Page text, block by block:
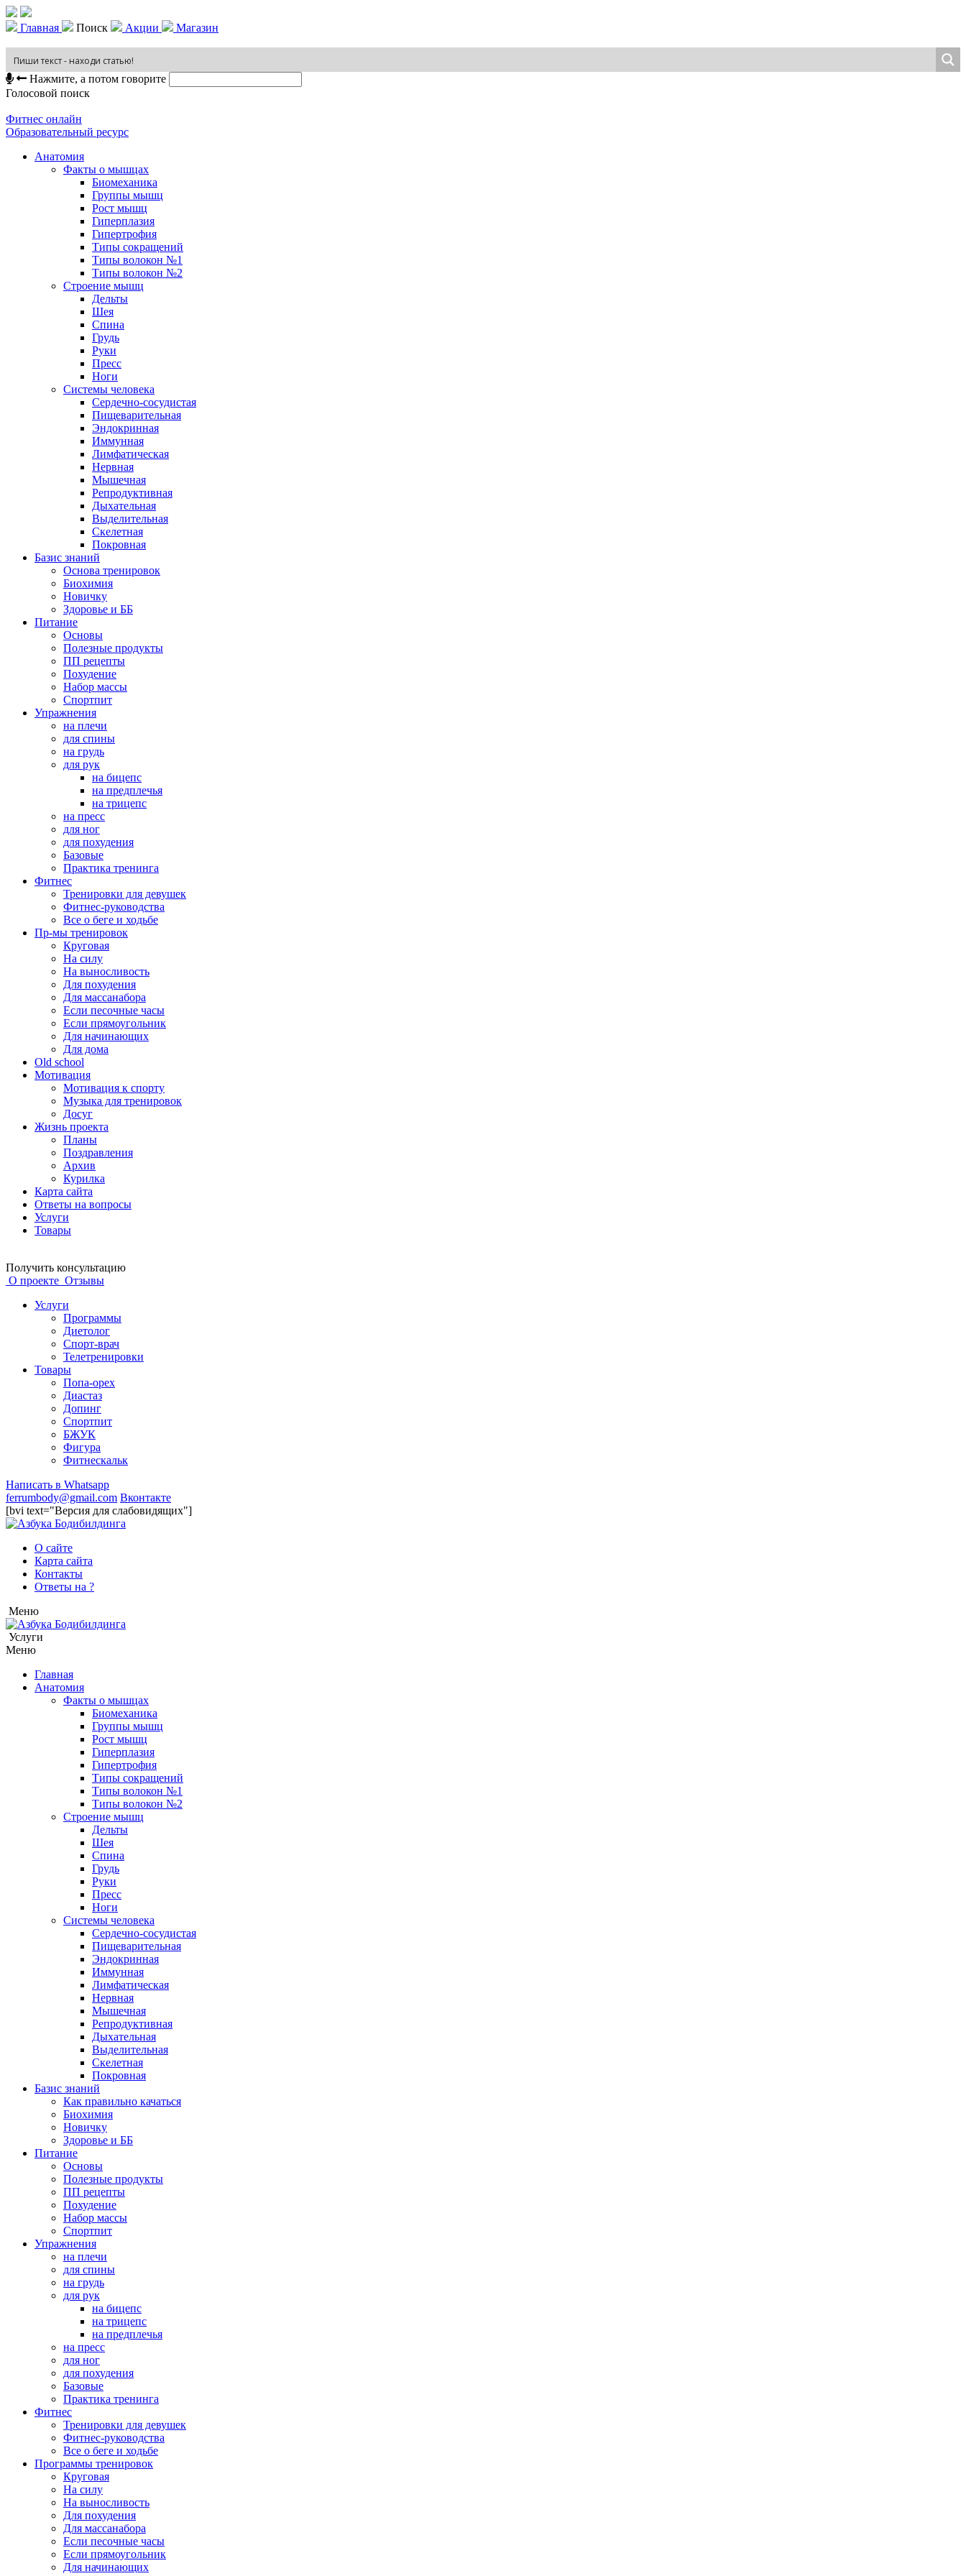
Главная Поиск Акции Магазин
Нажмите, а потом говорите
Голосовой поиск
Фитнес онлайн
Образовательный ресурс
Анатомия
Факты о мышцах
Биомеханика
Группы мышц
Рост мышц
Гиперплазия
Гипертрофия
Типы сокращений
Типы волокон №1
Типы волокон №2
Строение мышц
Дельты
Шея
Спина
Грудь
Руки
Пресс
Ноги
Системы человека
Сердечно-сосудистая
Пищеварительная
Эндокринная
Иммунная
Лимфатическая
Нервная
Мышечная
Репродуктивная
Дыхательная
Выделительная
Скелетная
Покровная
Базис знаний
Основа тренировок
Биохимия
Новичку
Здоровье и ББ
Питание
Основы
Полезные продукты
ПП рецепты
Похудение
Набор массы
Спортпит
Упражнения
на плечи
для спины
на грудь
для рук
на бицепс
на предплечья
на трицепс
на пресс
для ног
для похудения
Базовые
Практика тренинга
Фитнес
Тренировки для девушек
Фитнес-руководства
Все о беге и ходьбе
Пр-мы тренировок
Круговая
На силу
На выносливость
Для похудения
Для массанабора
Если песочные часы
Если прямоугольник
Для начинающих
Для дома
Old school
Мотивация
Мотивация к спорту
Музыка для тренировок
Досуг
Жизнь проекта
Планы
Поздравления
Архив
Курилка
Карта сайта
Ответы на вопросы
Услуги
Товары
Получить консультацию
О проекте Отзывы
Услуги
Программы
Диетолог
Спорт-врач
Телетренировки
Товары
Попа-орех
Диастаз
Допинг
Спортпит
БЖУК
Фигура
Фитнескальк
Написать в Whatsapp
ferrumbody@gmail.com Вконтакте
[bvi text="Версия для слабовидящих"]
О сайте
Карта сайта
Контакты
Ответы на ?
Меню
Услуги
Меню
Главная
Анатомия
Факты о мышцах
Биомеханика
Группы мышц
Рост мышц
Гиперплазия
Гипертрофия
Типы сокращений
Типы волокон №1
Типы волокон №2
Строение мышц
Дельты
Шея
Спина
Грудь
Руки
Пресс
Ноги
Системы человека
Сердечно-сосудистая
Пищеварительная
Эндокринная
Иммунная
Лимфатическая
Нервная
Мышечная
Репродуктивная
Дыхательная
Выделительная
Скелетная
Покровная
Базис знаний
Как правильно качаться
Биохимия
Новичку
Здоровье и ББ
Питание
Основы
Полезные продукты
ПП рецепты
Похудение
Набор массы
Спортпит
Упражнения
на плечи
для спины
на грудь
для рук
на бицепс
на трицепс
на предплечья
на пресс
для ног
для похудения
Базовые
Практика тренинга
Фитнес
Тренировки для девушек
Фитнес-руководства
Все о беге и ходьбе
Программы тренировок
Круговая
На силу
На выносливость
Для похудения
Для массанабора
Если песочные часы
Если прямоугольник
Для начинающих